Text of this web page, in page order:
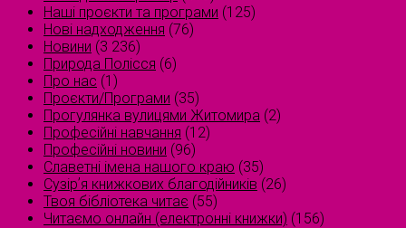
Наші проєкти та програми (125)
Нові надходження (76)
Новини (3 236)
Природа Полісся (6)
Про нас (1)
Проєкти/Програми (35)
Прогулянка вулицями Житомира (2)
Професійні навчання (12)
Професійні новини (96)
Славетні імена нашого краю (35)
Сузірʼя книжкових благодійників (26)
Твоя бібліотека читає (55)
Читаємо онлайн (електронні книжки) (156)